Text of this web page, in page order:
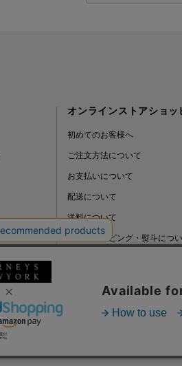
オンラインストアショッ
初めてのお客様へ
ご注文方法について
お支払いについて
配送について
送料について
ギフトラッピング・熨斗につ